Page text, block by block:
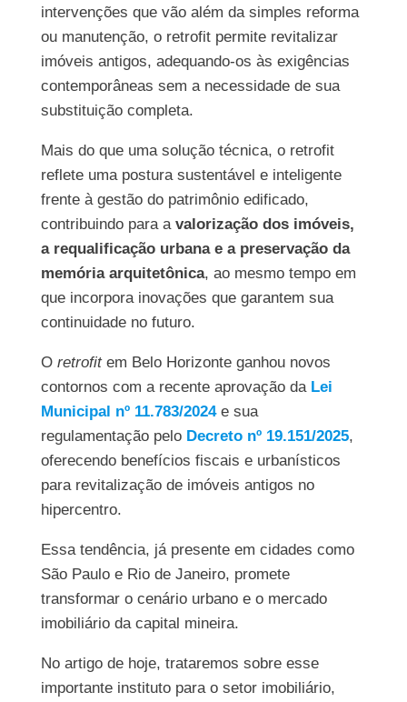
intervenções que vão além da simples reforma
ou manutenção, o retrofit permite revitalizar
imóveis antigos, adequando-os às exigências
contemporâneas sem a necessidade de sua
substituição completa.
Mais do que uma solução técnica, o retrofit
reflete uma postura sustentável e inteligente
frente à gestão do patrimônio edificado,
contribuindo para a valorização dos imóveis,
a requalificação urbana e a preservação da
memória arquitetônica, ao mesmo tempo em
que incorpora inovações que garantem sua
continuidade no futuro.
O retrofitem Belo Horizonte ganhou novos
contornos com a recente aprovação da Lei
Municipal nº 11.783/2024e sua
regulamentação pelo Decreto nº 19.151/2025,
oferecendo benefícios fiscais e urbanísticos
para revitalização de imóveis antigos no
hipercentro.
Essa tendência, já presente em cidades como
São Paulo e Rio de Janeiro, promete
transformar o cenário urbano e o mercado
imobiliário da capital mineira.
No artigo de hoje, trataremos sobre esse
importante instituto para o setor imobiliário,